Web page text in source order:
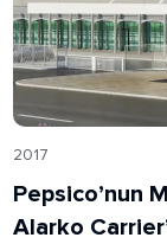
2017
Pepsico’nun
Alarko